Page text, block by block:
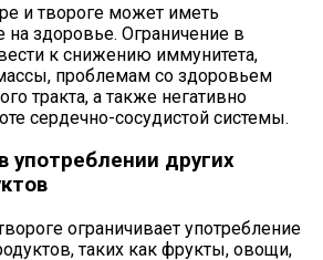
и твороге может иметь
на здоровье. Ограничение в
к снижению иммунитета,
проблемам со здоровьем
тракта, а также негативно
сердечно-сосудистой системы.
употреблении других
ограничивает употребление
таких как фрукты, овощи,